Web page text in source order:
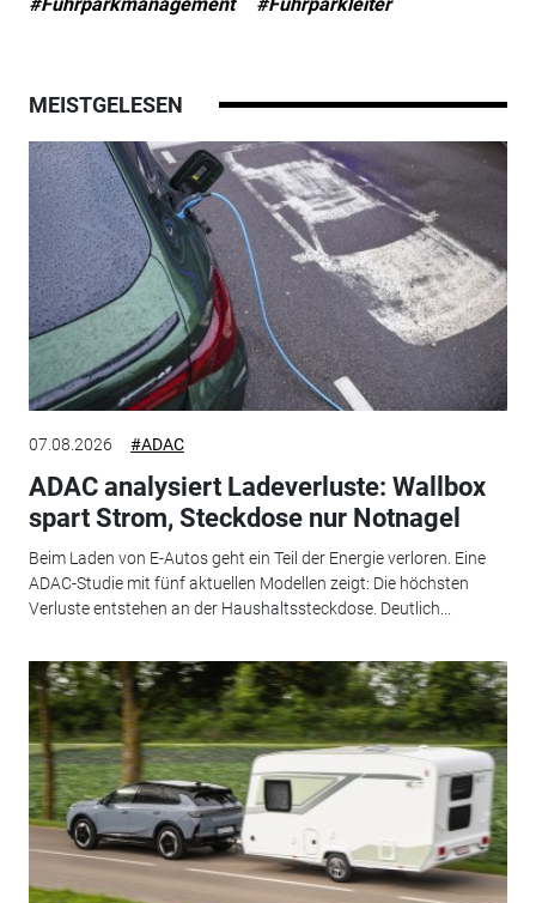
MEISTGELESEN
07.08.2026 #ADAC
ADAC analysiert Ladeverluste: Wallbox
spart Strom, Steckdose nur Notnagel
Beim Laden von E-Autos geht ein Teil der Energie verloren. Eine
ADAC-Studie mit fünf aktuellen Modellen zeigt: Die höchsten
Verluste entstehen an der Haushaltssteckdose. Deutlich...